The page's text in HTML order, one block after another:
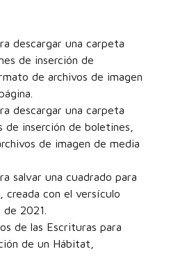
descargar una carpeta
de inserción de
de archivos de imagen
descargar una carpeta
de inserción de boletines,
de imagen de media
salvar una cuadrado para
creada con el versículo
2021.
de las Escrituras para
de un Hábitat,